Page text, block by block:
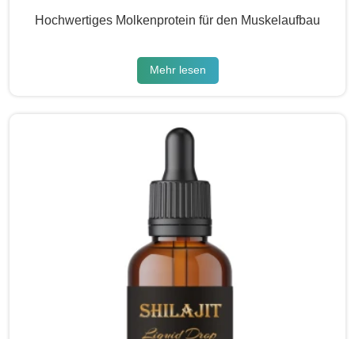
Hochwertiges Molkenprotein für den Muskelaufbau
Mehr lesen